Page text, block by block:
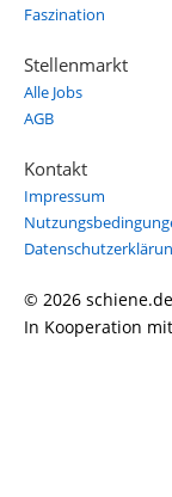
Faszination
Stellenmarkt
Alle Jobs
AGB
Kontakt
Impressum
© 2026 schiene.de
In Kooperation mit